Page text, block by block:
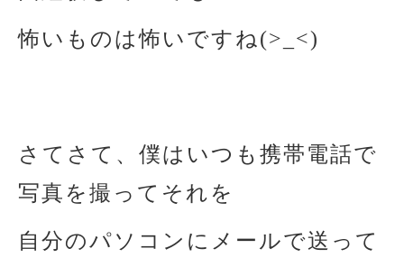
怖いものは怖いですね(>_<)
さてさて、僕はいつも携帯電話で
写真を撮ってそれを
自分のパソコンにメールで送って